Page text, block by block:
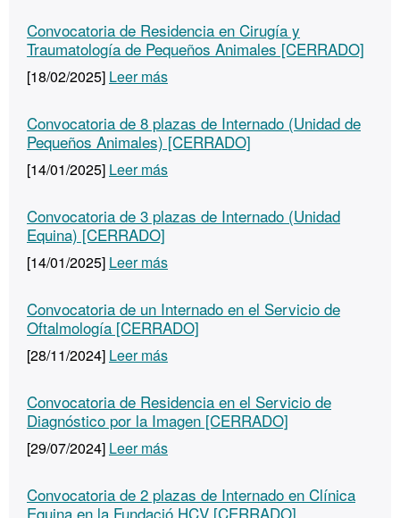
Convocatoria de Residencia en Cirugía y
Traumatología de Pequeños Animales [CERRADO]
[18/02/2025] Leer más
Convocatoria de 8 plazas de Internado (Unidad de
Pequeños Animales) [CERRADO]
[14/01/2025] Leer más
Convocatoria de 3 plazas de Internado (Unidad
Equina) [CERRADO]
[14/01/2025] Leer más
Convocatoria de un Internado en el Servicio de
Oftalmología [CERRADO]
[28/11/2024] Leer más
Convocatoria de Residencia en el Servicio de
Diagnóstico por la Imagen [CERRADO]
[29/07/2024] Leer más
Convocatoria de 2 plazas de Internado en Clínica
Equina en la Fundació HCV [CERRADO]